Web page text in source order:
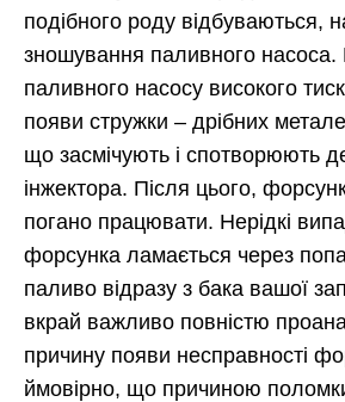
подібного роду відбуваються,
зношування паливного
паливного насосу високого
появи стружки – дрібних
що засмічують і спотворюють
інжектора. Після цього,
погано працювати. Нерідкі
форсунка ламається через
паливо відразу з бака вашої
вкрай важливо повністю
причину появи несправності
ймовірно, що причиною